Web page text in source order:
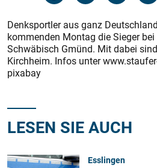
Denksportler aus ganz
kommenden Montag die Sieger
Schwäbisch Gmünd. Mit dabei
Kirchheim. Infos unter
pixabay
LESEN SIE AUCH
Esslingen